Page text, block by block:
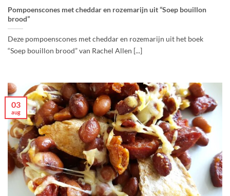
Pompoenscones met cheddar en rozemarijn uit “Soep bouillon
brood”
Deze pompoenscones met cheddar en rozemarijn uit het boek
“Soep bouillon brood” van Rachel Allen [...]
03
aug